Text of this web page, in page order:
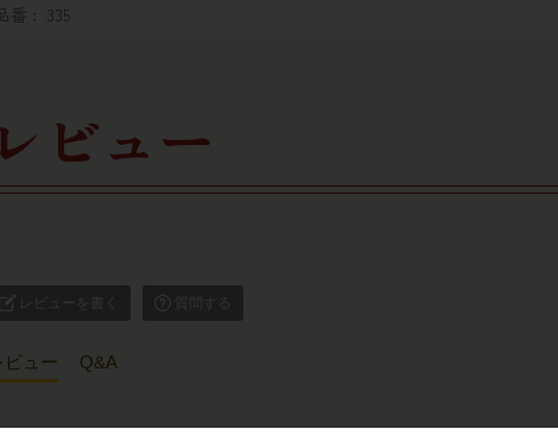
番
335
レビュー
レビューを書く 質問する
ビュー Q&A